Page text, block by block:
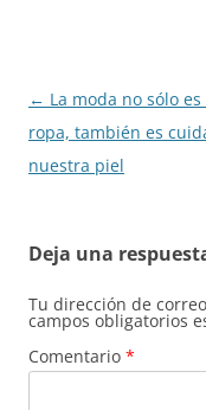
Navegación
de
entradas
← La moda no sólo es
ropa, también es
nuestra piel
Deja una
Tu dirección de
campos obligatorios
Comentario *